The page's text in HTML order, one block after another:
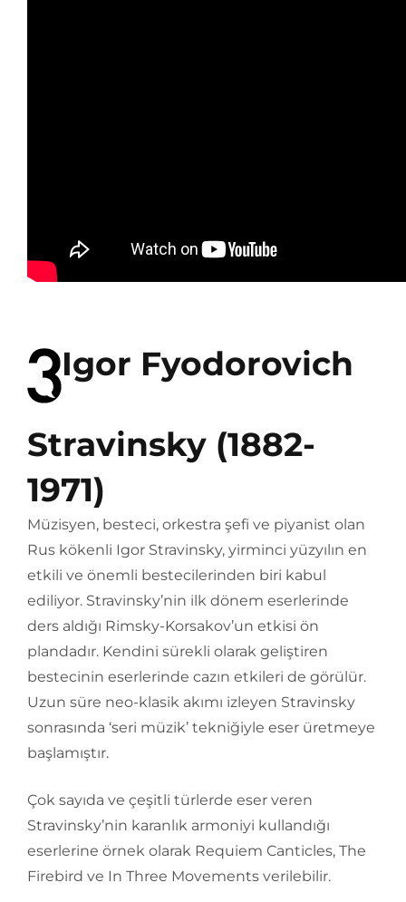
Igor Fyodorovich
Stravinsky (1882-
1971)
Müzisyen, besteci, orkestra şefi ve piyanist olan
Rus kökenli Igor Stravinsky, yirminci yüzyılın en
etkili ve önemli bestecilerinden biri kabul
ediliyor. Stravinsky’nin ilk dönem eserlerinde
ders aldığı Rimsky-Korsakov’un etkisi ön
plandadır. Kendini sürekli olarak geliştiren
bestecinin eserlerinde cazın etkileri de görülür.
Uzun süre neo-klasik akımı izleyen Stravinsky
sonrasında ‘seri müzik’ tekniğiyle eser üretmeye
başlamıştır.
Çok sayıda ve çeşitli türlerde eser veren
Stravinsky’nin karanlık armoniyi kullandığı
eserlerine örnek olarak Requiem Canticles, The
Firebird ve In Three Movements verilebilir.